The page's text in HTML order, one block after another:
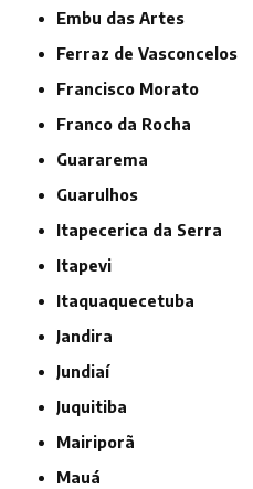
Embu das Artes
Ferraz de Vasconcelos
Francisco Morato
Franco da Rocha
Guararema
Guarulhos
Itapecerica da Serra
Itapevi
Itaquaquecetuba
Jandira
Jundiaí
Juquitiba
Mairiporã
Mauá